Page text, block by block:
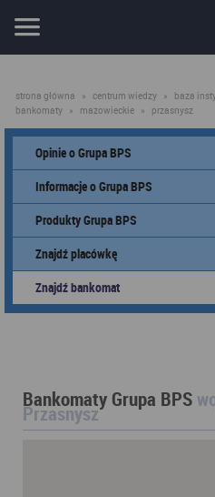
strona główna » centrum wiedzy » baza
bankomaty » mazowieckie » przasnysz
Opinie o Grupa BPS
Informacje o Grupa BPS
Produkty Grupa BPS
Znajdź placówkę
Znajdź bankomat
Bankomaty Grupa BPS
Przasnysz